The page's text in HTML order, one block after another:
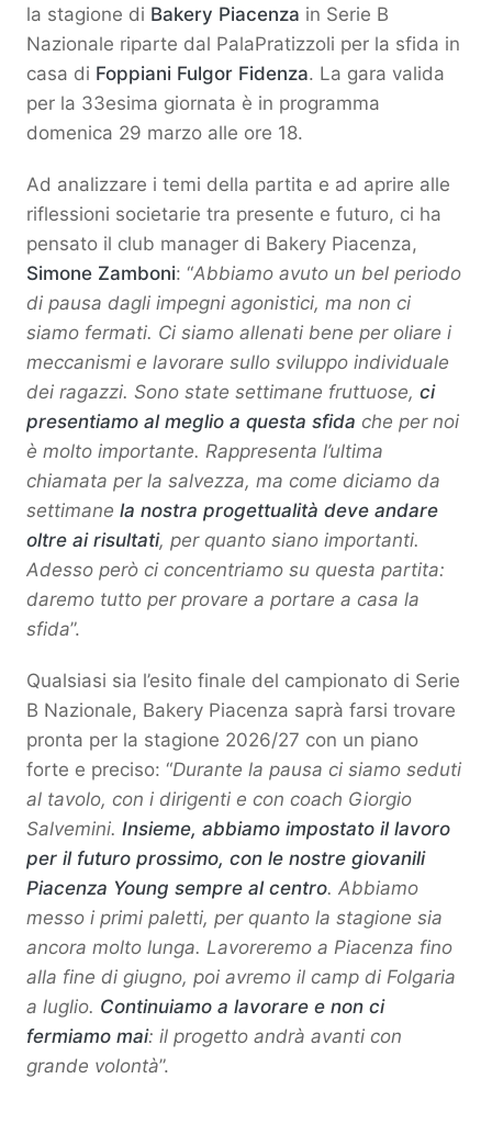
la stagione di Bakery Piacenza in Serie B
Nazionale riparte dal PalaPratizzoli per la sfida in
casa di Foppiani Fulgor Fidenza. La gara valida
per la 33esima giornata è in programma
domenica 29 marzo alle ore 18.
Ad analizzare i temi della partita e ad aprire alle
riflessioni societarie tra presente e futuro, ci ha
pensato il club manager di Bakery Piacenza,
Simone Zamboni: “Abbiamo avuto un bel periodo
di pausa dagli impegni agonistici, ma non ci
siamo fermati. Ci siamo allenati bene per oliare i
meccanismi e lavorare sullo sviluppo individuale
dei ragazzi. Sono state settimane fruttuose, ci
presentiamo al meglio a questa sfida che per noi
è molto importante. Rappresenta l’ultima
chiamata per la salvezza, ma come diciamo da
settimane la nostra progettualità deve andare
oltre ai risultati, per quanto siano importanti.
Adesso però ci concentriamo su questa partita:
daremo tutto per provare a portare a casa la
sfida”.
Qualsiasi sia l’esito finale del campionato di Serie
B Nazionale, Bakery Piacenza saprà farsi trovare
pronta per la stagione 2026/27 con un piano
forte e preciso: “Durante la pausa ci siamo seduti
al tavolo, con i dirigenti e con coach Giorgio
Salvemini. Insieme, abbiamo impostato il lavoro
per il futuro prossimo, con le nostre giovanili
Piacenza Young sempre al centro. Abbiamo
messo i primi paletti, per quanto la stagione sia
ancora molto lunga. Lavoreremo a Piacenza fino
alla fine di giugno, poi avremo il camp di Folgaria
a luglio. Continuiamo a lavorare e non ci
fermiamo mai: il progetto andrà avanti con
grande volontà”.